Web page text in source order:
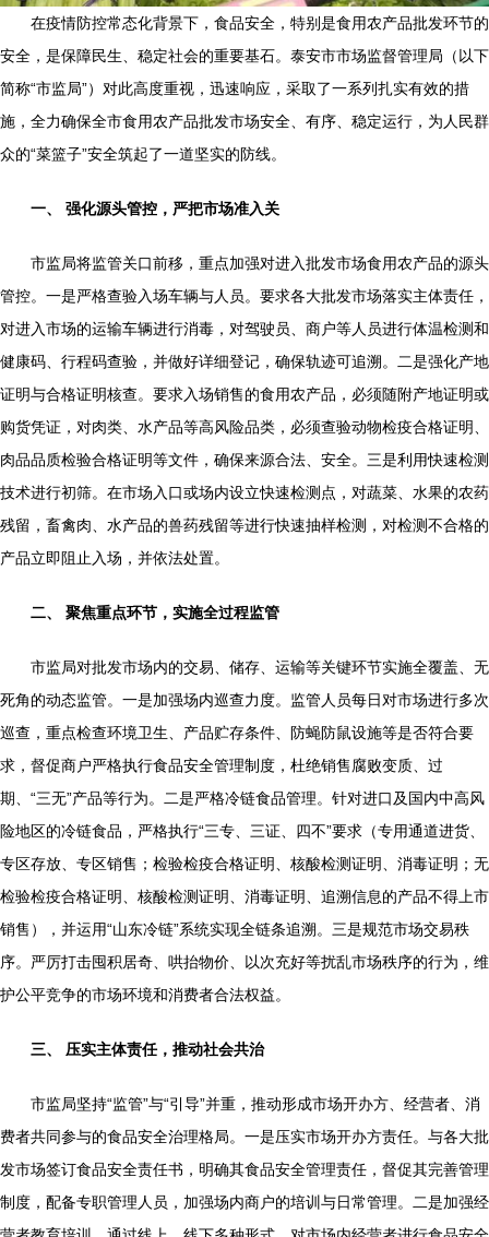
在疫情防控常态化背景下，食品安全，特别是食用农产品批发环节的
安全，是保障民生、稳定社会的重要基石。泰安市市场监督管理局（以下
简称“市监局”）对此高度重视，迅速响应，采取了一系列扎实有效的措
施，全力确保全市食用农产品批发市场安全、有序、稳定运行，为人民群
众的“菜篮子”安全筑起了一道坚实的防线。
一、 强化源头管控，严把市场准入关
市监局将监管关口前移，重点加强对进入批发市场食用农产品的源头
管控。一是严格查验入场车辆与人员。要求各大批发市场落实主体责任，
对进入市场的运输车辆进行消毒，对驾驶员、商户等人员进行体温检测和
健康码、行程码查验，并做好详细登记，确保轨迹可追溯。二是强化产地
证明与合格证明核查。要求入场销售的食用农产品，必须随附产地证明或
购货凭证，对肉类、水产品等高风险品类，必须查验动物检疫合格证明、
肉品品质检验合格证明等文件，确保来源合法、安全。三是利用快速检测
技术进行初筛。在市场入口或场内设立快速检测点，对蔬菜、水果的农药
残留，畜禽肉、水产品的兽药残留等进行快速抽样检测，对检测不合格的
产品立即阻止入场，并依法处置。
二、 聚焦重点环节，实施全过程监管
市监局对批发市场内的交易、储存、运输等关键环节实施全覆盖、无
死角的动态监管。一是加强场内巡查力度。监管人员每日对市场进行多次
巡查，重点检查环境卫生、产品贮存条件、防蝇防鼠设施等是否符合要
求，督促商户严格执行食品安全管理制度，杜绝销售腐败变质、过
期、“三无”产品等行为。二是严格冷链食品管理。针对进口及国内中高风
险地区的冷链食品，严格执行“三专、三证、四不”要求（专用通道进货、
专区存放、专区销售；检验检疫合格证明、核酸检测证明、消毒证明；无
检验检疫合格证明、核酸检测证明、消毒证明、追溯信息的产品不得上市
销售），并运用“山东冷链”系统实现全链条追溯。三是规范市场交易秩
序。严厉打击囤积居奇、哄抬物价、以次充好等扰乱市场秩序的行为，维
护公平竞争的市场环境和消费者合法权益。
三、 压实主体责任，推动社会共治
市监局坚持“监管”与“引导”并重，推动形成市场开办方、经营者、消
费者共同参与的食品安全治理格局。一是压实市场开办方责任。与各大批
发市场签订食品安全责任书，明确其食品安全管理责任，督促其完善管理
制度，配备专职管理人员，加强场内商户的培训与日常管理。二是加强经